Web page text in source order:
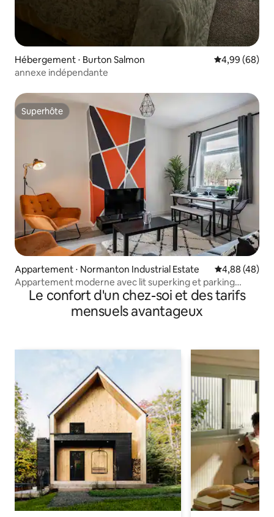
Hébergement ⋅ Burton Salmon Évaluation
4,99 (68)
annexe indépendante
Superhôte
Superhôte
Appartement ⋅ Normanton Industrial Estate Évaluation
4,88 (48)
Appartement moderne avec lit superking et parking
gratuit
Le confort d'un chez-soi et des tarifs
mensuels avantageux